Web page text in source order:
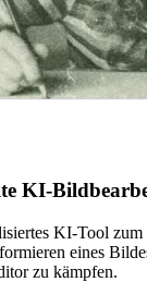
KI-
KI-Tool
eines
zu kämpfen.